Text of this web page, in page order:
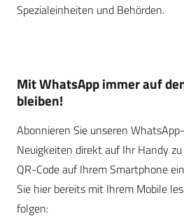
Spezialeinheiten und Behörden.
Mit WhatsApp immer auf
bleiben!
Abonnieren Sie unseren
Neuigkeiten direkt auf Ihr Handy
QR-Code auf Ihrem Smartphone
Sie hier bereits mit Ihrem Mobile
folgen: